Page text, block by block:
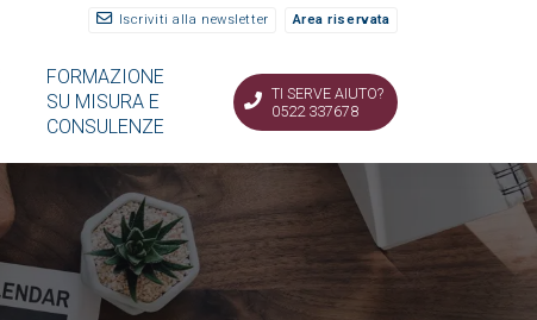
Iscriviti alla newsletter Area riservata
FORMAZIONE
SU MISURA E
CONSULENZE
TI SERVE AIUTO?
0522 337678